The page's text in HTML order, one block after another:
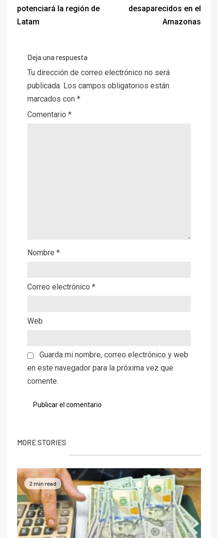
potenciará la región de
Latam
desaparecidos en el
Amazonas
Deja una respuesta
Tu dirección de correo electrónico no será
publicada. Los campos obligatorios están
marcados con *
Comentario *
Nombre *
Correo electrónico *
Web
Guarda mi nombre, correo electrónico y web
en este navegador para la próxima vez que
comente.
MORE STORIES
2 min read